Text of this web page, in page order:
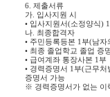
6. 제출서류
가. 입사지원 시
• 입사지원서(소정양식) 1
나. 최종합격자
• 주민등록등본 1부(남자
• 최종 졸업학교 졸업 증
• 급여계좌 통장사본 1부
• 경력증명서 1부(근무처
증명서 가능
※ 경력증명서가 없는 이